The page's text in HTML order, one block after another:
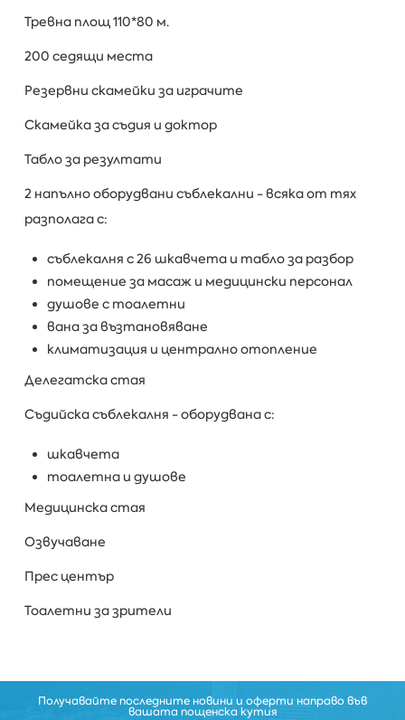
Тревна площ 110*80 м.
200 седящи места
Резервни скамейки за играчите
Скамейка за съдия и доктор
Табло за резултати
2 напълно оборудвани съблекални - всяка от тях
разполага с:
съблекалня с 26 шкавчета и табло за разбор
помещение за масаж и медицински персонал
душове с тоалетни
вана за възтановяване
климатизация и централно отопление
Делегатска стая
Съдийска съблекалня - оборудвана с:
шкавчета
тоалетна и душове
Медицинска стая
Озвучаване
Прес център
Тоалетни за зрители
Получавайте последните новини и оферти направо във
вашата пощенска кутия